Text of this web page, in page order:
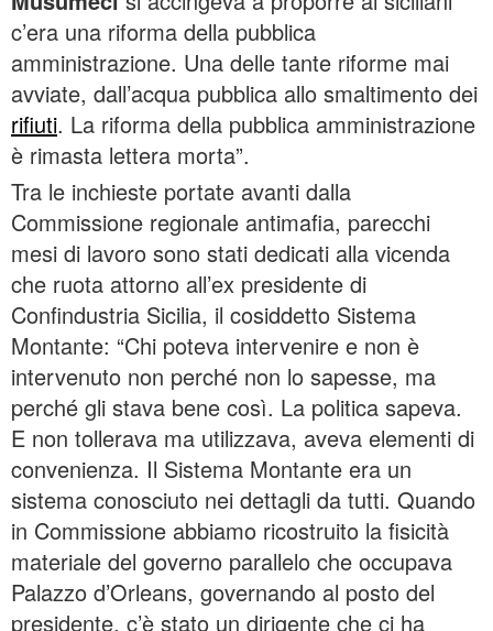
c’era una riforma della pubblica
amministrazione. Una delle tante riforme mai
avviate, dall’acqua pubblica allo smaltimento dei
rifiuti. La riforma della pubblica amministrazione
è rimasta lettera morta”.
Tra le inchieste portate avanti dalla
Commissione regionale antimafia, parecchi
mesi di lavoro sono stati dedicati alla vicenda
che ruota attorno all’ex presidente di
Confindustria Sicilia, il cosiddetto Sistema
Montante: “Chi poteva intervenire e non è
intervenuto non perché non lo sapesse, ma
perché gli stava bene così. La politica sapeva.
E non tollerava ma utilizzava, aveva elementi di
convenienza. Il Sistema Montante era un
sistema conosciuto nei dettagli da tutti. Quando
in Commissione abbiamo ricostruito la fisicità
materiale del governo parallelo che occupava
Palazzo d’Orleans, governando al posto del
presidente, c’è stato un dirigente che ci ha